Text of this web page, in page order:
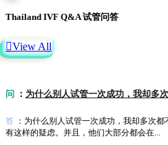
Thailand IVF Q&A 试管问答
View All
问 ： 为什么别人试管一次成功，我却多
答
：为什么别人试管一次成功，我却多次
有这样的疑虑。并且，他们大部分都会在...